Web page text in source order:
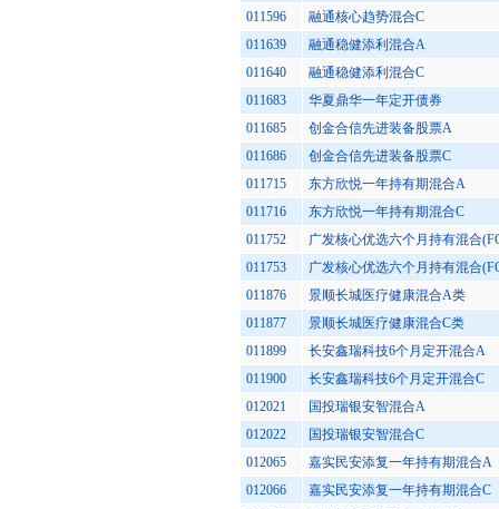
011596
融通核心趋势混合C
011639
融通稳健添利混合A
011640
融通稳健添利混合C
011683
华夏鼎华一年定开债券
011685
创金合信先进装备股票A
011686
创金合信先进装备股票C
011715
东方欣悦一年持有期混合A
011716
东方欣悦一年持有期混合C
011752
广发核心优选六个月持有混合
011753
广发核心优选六个月持有混合
011876
景顺长城医疗健康混合A类
011877
景顺长城医疗健康混合C类
011899
长安鑫瑞科技6个月定开混合A
011900
长安鑫瑞科技6个月定开混合C
012021
国投瑞银安智混合A
012022
国投瑞银安智混合C
012065
嘉实民安添复一年持有期混合A
012066
嘉实民安添复一年持有期混合C